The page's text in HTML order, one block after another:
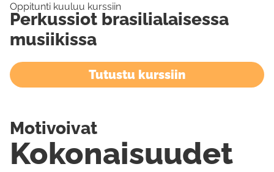
Oppitunti kuuluu kurssiin
Perkussiot brasilialaisessa
musiikissa
Tutustu kurssiin
Kokonaisuudet
Motivoivat